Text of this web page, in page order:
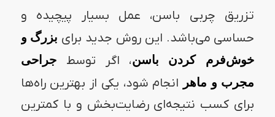
تزریق چربی باسن، عمل بسیار پیچیده و
حساسی می‌باشد. این روش جدید برای بزرگ و
خوش‌فرم کردن باسن، اگر توسطجراحی
مجرب و ماهر
انجام شود، یکی از بهترین راه‌ها
برای کسب نتیجه‌ای رضایت‌بخش و با کمترین